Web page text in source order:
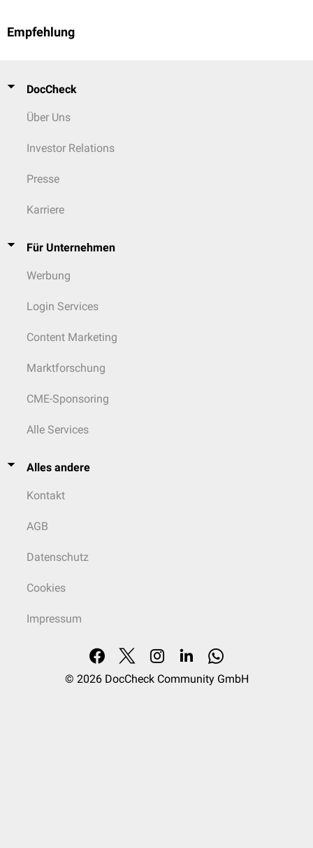
Empfehlung
DocCheck
Über Uns
Investor Relations
Presse
Karriere
Für Unternehmen
Werbung
Login Services
Content Marketing
Marktforschung
CME-Sponsoring
Alle Services
Alles andere
Kontakt
AGB
Datenschutz
Cookies
Impressum
© 2026 DocCheck Community GmbH